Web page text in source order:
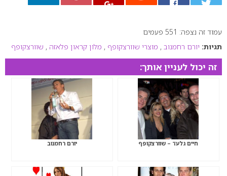
0עמוד זה נצפה: 551 פעמים
תגיות: יורם רחמנוב , מוצרי שוורצקופף , מלון קראון פלאזה , שוורצקופף
זה יכול לעניין אותך:
חיים גלעד – שוורצקופף יורם רחמנוב